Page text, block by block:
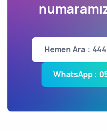
Hemen Ara :
WhatsApp :